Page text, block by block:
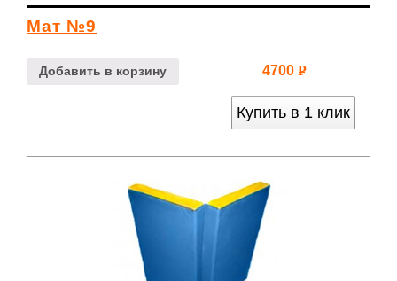
Мат №9
Добавить в корзину 4700 Р
Купить в 1 клик